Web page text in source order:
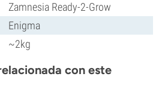
Zamnesia Ready-2-Grow
Enigma
~2kg
con este